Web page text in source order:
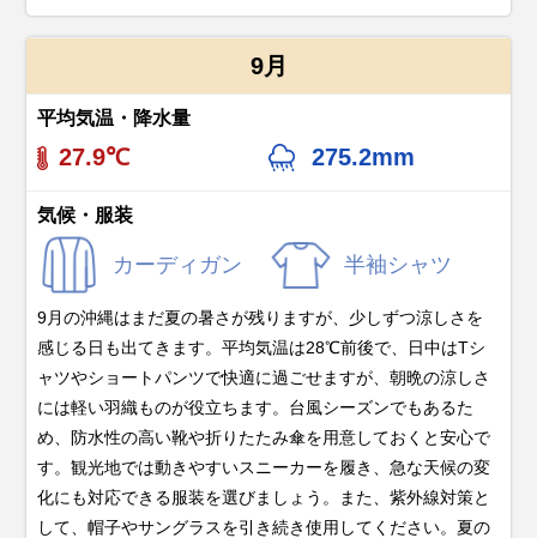
9月
平均気温・降水量
27.9℃ 275.2mm
気候・服装
カーディガン 半袖シャツ
9月の沖縄はまだ夏の暑さが残りますが、少しずつ涼しさを
感じる日も出てきます。平均気温は28℃前後で、日中はTシ
ャツやショートパンツで快適に過ごせますが、朝晩の涼しさ
には軽い羽織ものが役立ちます。台風シーズンでもあるた
め、防水性の高い靴や折りたたみ傘を用意しておくと安心で
す。観光地では動きやすいスニーカーを履き、急な天候の変
化にも対応できる服装を選びましょう。また、紫外線対策と
して、帽子やサングラスを引き続き使用してください。夏の